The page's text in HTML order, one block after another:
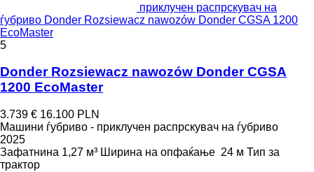
приклучен распрскувач на
ѓубриво Donder Rozsiewacz nawozów Donder CGSA 1200
EcoMaster
5
Donder Rozsiewacz nawozów Donder CGSA
1200 EcoMaster
3.739 € 16.100 PLN
Машини ѓубриво - приклучен распрскувач на ѓубриво
2025
Зафатнина 1,27 м³ Ширина на опфаќање 24 м Тип за
трактор